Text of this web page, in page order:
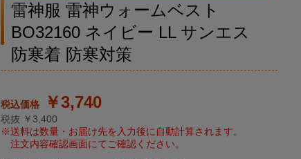
雷神服 雷神ウォームベスト
BO32160 ネイビー LL サンエス
防寒着 防寒対策
￥3,740
税抜 ￥3,400